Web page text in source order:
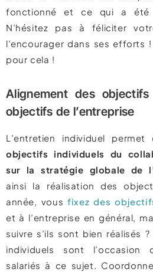
fonctionné et ce qui a été
N’hésitez pas à féliciter
l’encourager dans ses efforts
pour cela !
Alignement des
objectifs de l’entreprise
L’entretien individuel
objectifs individuels du
sur la stratégie globale de
ainsi la réalisation des
année, vousfixez des
et à l’entreprise en général,
suivre s’ils sont bien réalisés
individuels sont l’occasion
salariés à ce sujet.